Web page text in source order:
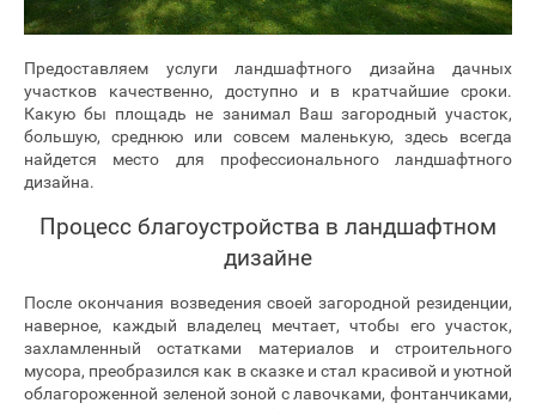
Предоставляем услуги ландшафтного дизайна дачных
участков качественно, доступно и в кратчайшие сроки.
Какую бы площадь не занимал Ваш загородный участок,
большую, среднюю или совсем маленькую, здесь всегда
найдется место для профессионального ландшафтного
дизайна.
Процесс благоустройства в ландшафтном
дизайне
После окончания возведения своей загородной резиденции,
наверное, каждый владелец мечтает, чтобы его участок,
захламленный остатками материалов и строительного
мусора, преобразился как в сказке и стал красивой и уютной
облагороженной зеленой зоной с лавочками, фонтанчиками,